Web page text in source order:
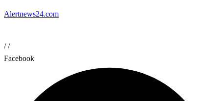
Alertnews24.com
//
Facebook